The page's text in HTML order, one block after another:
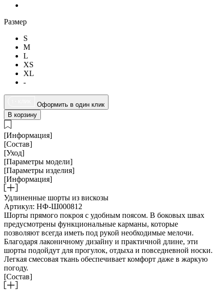
Размер
S
M
L
XS
XL
-
Оформить в один клик
В корзину
[Информация]
[Состав]
[Уход]
[Параметры модели]
[Параметры изделия]
[Информация]
Удлиненные шорты из вискозы
Артикул: НФ-Ш000812
Шорты прямого покроя с удобным поясом. В боковых швах
предусмотрены функциональные карманы, которые
позволяют всегда иметь под рукой необходимые мелочи.
Благодаря лаконичному дизайну и практичной длине, эти
шорты подойдут для прогулок, отдыха и повседневной носки.
Легкая смесовая ткань обеспечивает комфорт даже в жаркую
погоду.
[Состав]